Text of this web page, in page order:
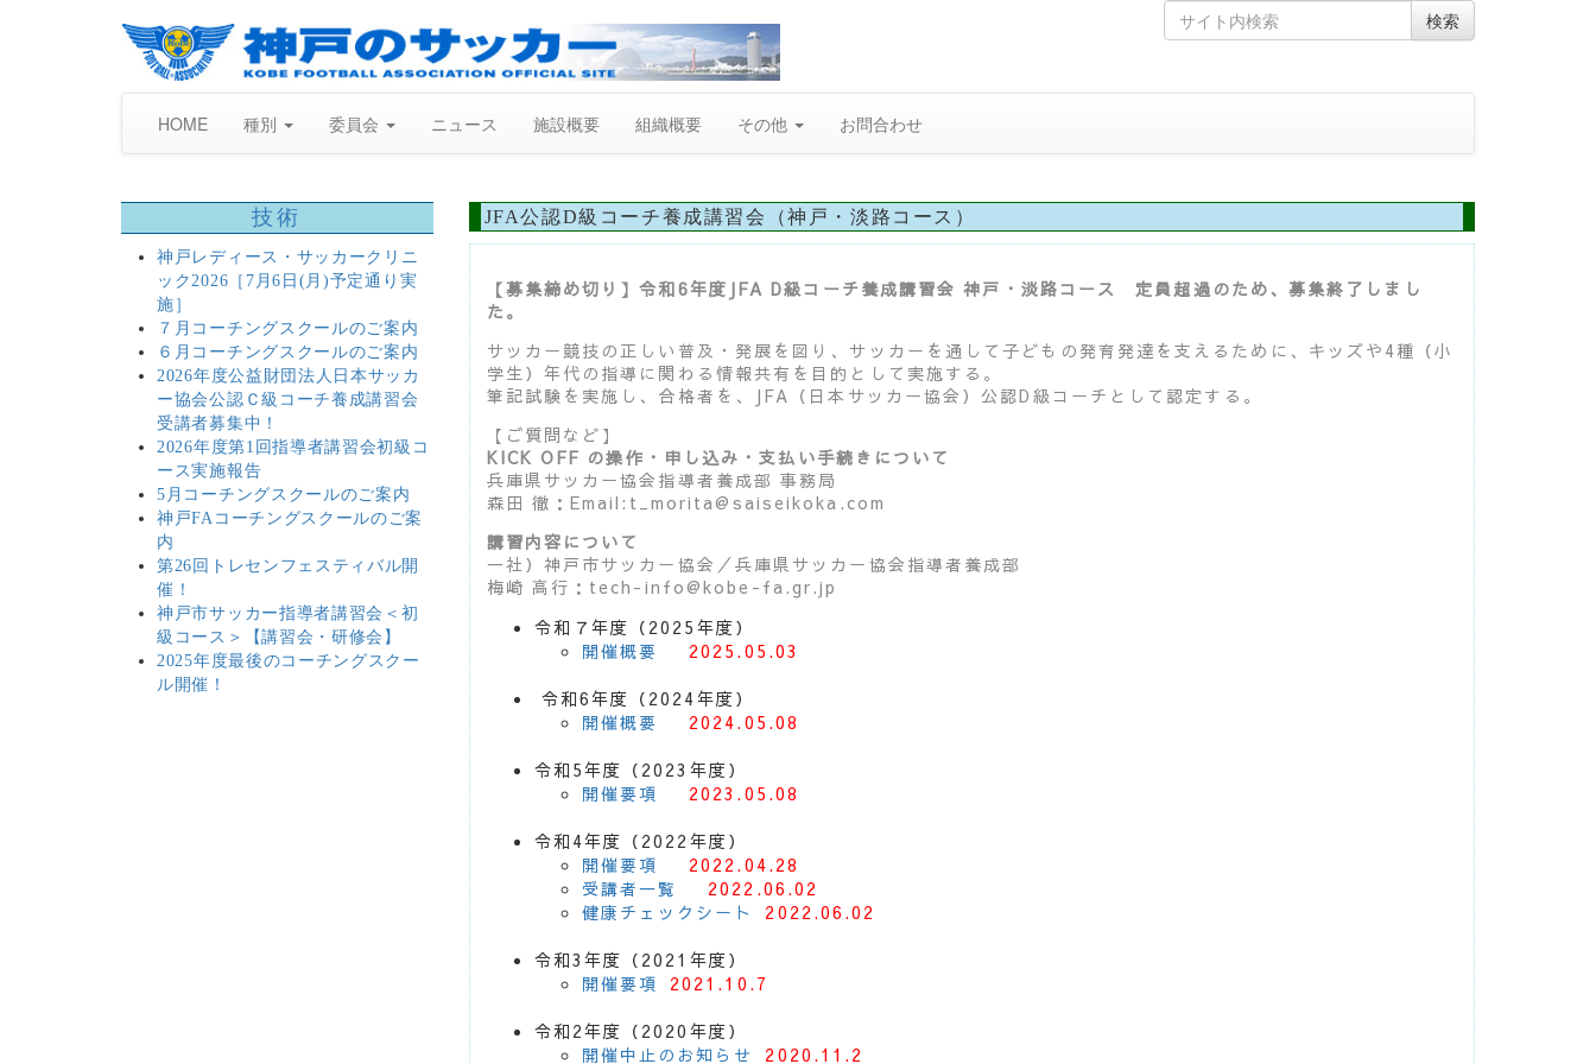
Skip
to
Search
for
検索
HOME 種別 委員会 ニュース 施設概要 組織概要 その他 お問合わせ
技術
神戸レディース・サッカークリニ
ック2026［7月6日(月)予定通り実
施］
７月コーチングスクールのご案内
６月コーチングスクールのご案内
2026年度公益財団法人日本サッカ
ー協会公認Ｃ級コーチ養成講習会
受講者募集中！
2026年度第1回指導者講習会初級コ
ース実施報告
5月コーチングスクールのご案内
神戸FAコーチングスクールのご案
内
第26回トレセンフェスティバル開
催！
神戸市サッカー指導者講習会＜初
級コース＞【講習会・研修会】
2025年度最後のコーチングスクー
ル開催！
JFA公認D級コーチ養成講習会（神戸・淡路コース）
【募集締め切り】令和6年度JFA D級コーチ養成講習会 神戸・淡路コース 定員超過のため、募集終了しまし
た。
サッカー競技の正しい普及・発展を図り、サッカーを通して子どもの発育発達を支えるために、キッズや4種（小
学生）年代の指導に関わる情報共有を目的として実施する。
筆記試験を実施し、合格者を、JFA（日本サッカー協会）公認D級コーチとして認定する。
【ご質問など】
KICK OFF の操作・申し込み・支払い手続きについて
兵庫県サッカー協会指導者養成部 事務局
森田 徹：Email:t_morita@saiseikoka.com
講習内容について
一社）神戸市サッカー協会／兵庫県サッカー協会指導者養成部
梅崎 高行：tech-info@kobe-fa.gr.jp
令和７年度（2025年度）
開催概要
2025.05.03
令和6年度（2024年度）
開催概要
2024.05.08
令和5年度（2023年度）
開催要項
2023.05.08
令和4年度（2022年度）
開催要項
2022.04.28
受講者一覧
2022.06.02
健康チェックシート
2022.06.02
令和3年度（2021年度）
開催要項
2021.10.7
令和2年度（2020年度）
開催中止のお知らせ
2020.11.2